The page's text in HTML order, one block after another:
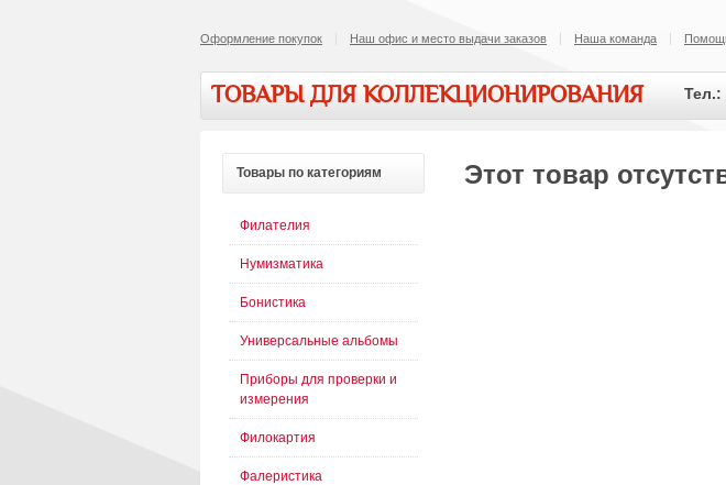
Оформление покупок Наш офис и место выдачи заказов Наша команда
ТОВАРЫ ДЛЯ КОЛЛЕКЦИОНИРОВАНИЯ Тел.:
Этот товар
Товары по категориям
Филателия
Нумизматика
Бонистика
Универсальные альбомы
Приборы для проверки и
измерения
Филокартия
Фалеристика